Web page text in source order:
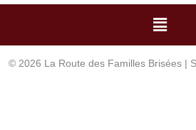
Menu
© 2026 La Route des Familles Brisées |